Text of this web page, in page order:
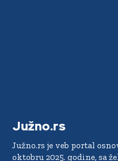
Južno.rs
Južno.rs je veb portal
oktobru 2025. godine, sa